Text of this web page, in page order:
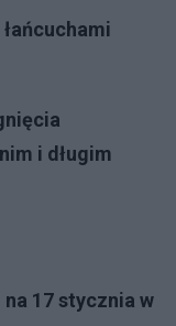
i długim
17 stycznia w